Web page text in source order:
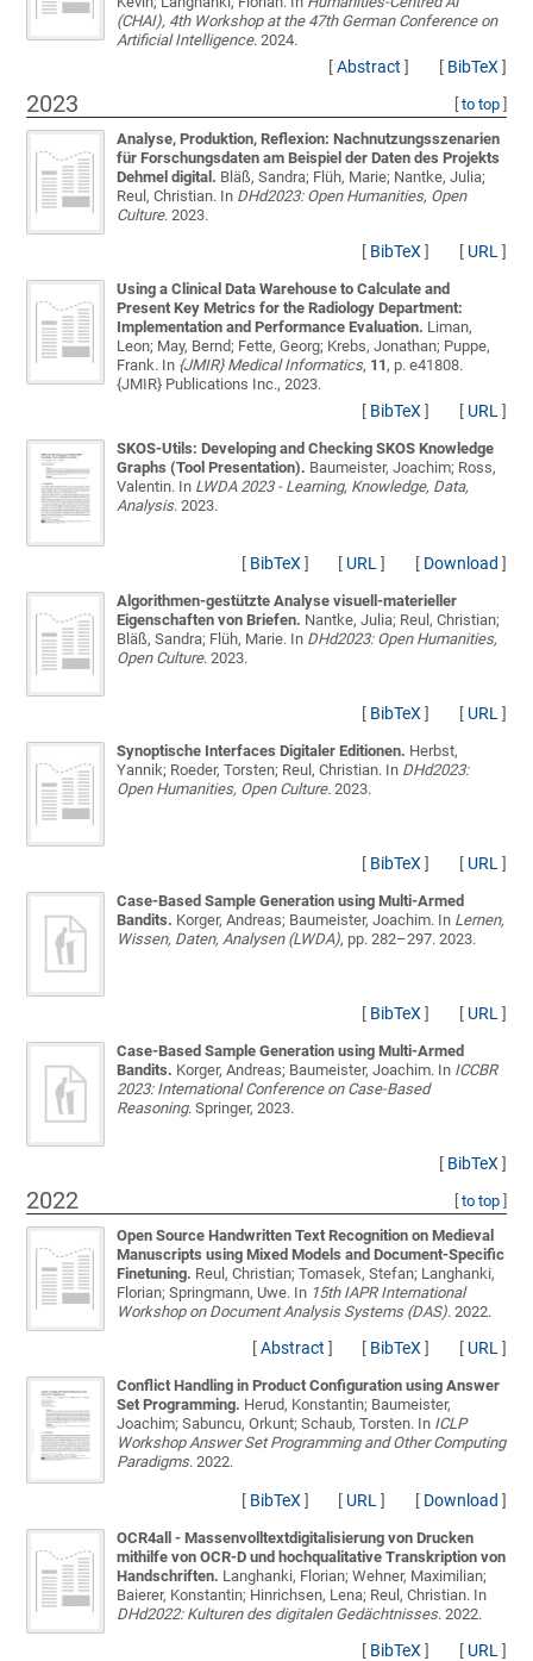
(CHAI), 4th Workshop at the 47th German Conference on
Artificial Intelligence. 2024.
[Abstract ] [ BibTeX ]
2023 to top]
Analyse, Produktion, Reflexion: Nachnutzungsszenarien
für Forschungsdaten am Beispiel der Daten des Projekts
Dehmel digital. Bläß, Sandra; Flüh, Marie; Nantke, Julia;
Reul, Christian. In DHd2023: Open Humanities, Open
Culture. 2023.
[ BibTeX ] [ URL ]
Using a Clinical Data Warehouse to Calculate and
Present Key Metrics for the Radiology Department:
Implementation and Performance Evaluation. Liman,
Leon; May, Bernd; Fette, Georg; Krebs, Jonathan; Puppe,
Frank. In {JMIR} Medical Informatics, 11, p. e41808.
{JMIR} Publications Inc., 2023.
[ BibTeX ] [ URL ]
SKOS-Utils: Developing and Checking SKOS Knowledge
Graphs (Tool Presentation). Baumeister, Joachim; Ross,
Valentin. In LWDA 2023 - Learning, Knowledge, Data,
Analysis. 2023.
[ BibTeX ] [ URL ] [ Download ]
Algorithmen-gestützte Analyse visuell-materieller
Eigenschaften von Briefen. Nantke, Julia; Reul, Christian;
Bläß, Sandra; Flüh, Marie. In DHd2023: Open Humanities,
Open Culture. 2023.
[ BibTeX ] [ URL ]
Synoptische Interfaces Digitaler Editionen. Herbst,
Yannik; Roeder, Torsten; Reul, Christian. In DHd2023:
Open Humanities, Open Culture. 2023.
[ BibTeX ] [ URL ]
Case-Based Sample Generation using Multi-Armed
Bandits. Korger, Andreas; Baumeister, Joachim. In Lernen,
Wissen, Daten, Analysen (LWDA), pp. 282–297. 2023.
[ BibTeX ] [ URL ]
Case-Based Sample Generation using Multi-Armed
Bandits. Korger, Andreas; Baumeister, Joachim. In ICCBR
2023: International Conference on Case-Based
Reasoning. Springer, 2023.
[ BibTeX ]
2022 to top]
Open Source Handwritten Text Recognition on Medieval
Manuscripts using Mixed Models and Document-Specific
Finetuning. Reul, Christian; Tomasek, Stefan; Langhanki,
Florian; Springmann, Uwe. In 15th IAPR International
Workshop on Document Analysis Systems (DAS). 2022.
[Abstract ] [ BibTeX ] [ URL ]
Conflict Handling in Product Configuration using Answer
Set Programming. Herud, Konstantin; Baumeister,
Joachim; Sabuncu, Orkunt; Schaub, Torsten. In ICLP
Workshop Answer Set Programming and Other Computing
Paradigms. 2022.
[ BibTeX ] [ URL ] [ Download ]
OCR4all - Massenvolltextdigitalisierung von Drucken
mithilfe von OCR-D und hochqualitative Transkription von
Handschriften. Langhanki, Florian; Wehner, Maximilian;
Baierer, Konstantin; Hinrichsen, Lena; Reul, Christian. In
DHd2022: Kulturen des digitalen Gedächtnisses. 2022.
[ BibTeX ] [ URL ]